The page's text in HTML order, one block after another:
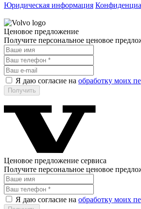
Юридическая информация
Ценовое предложение
Получите персональное ценовое
Я даю согласие на обработку моих
Ценовое предложение сервиса
Получите персональное ценовое
Я даю согласие на обработку моих